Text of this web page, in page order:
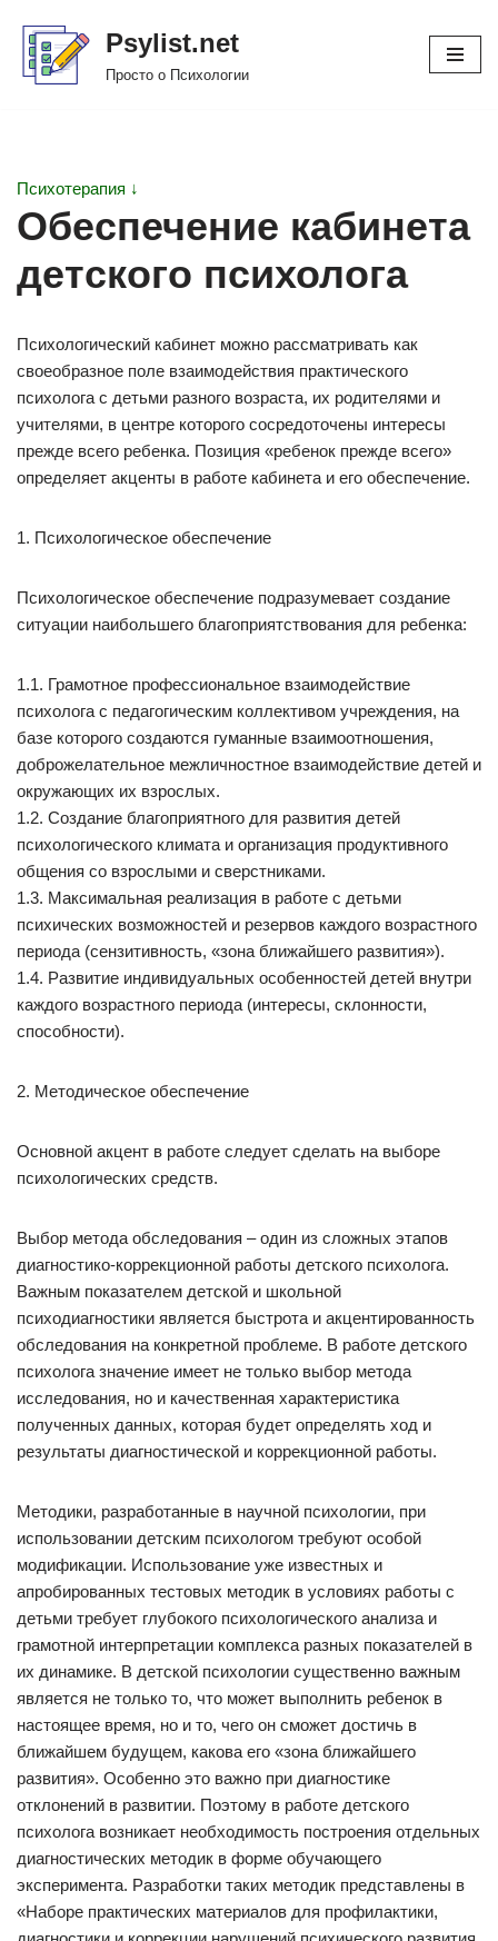
Перейти
Psylist.net
Просто о Психологии
Психотерапия ↓
Обеспечение кабинета
детского психолога
Психологический кабинет можно рассматривать как
своеобразное поле взаимодействия практического
психолога с детьми разного возраста, их родителями и
учителями, в центре которого сосредоточены интересы
прежде всего ребенка. Позиция «ребенок прежде всего»
определяет акценты в работе кабинета и его обеспечение.
1. Психологическое обеспечение
Психологическое обеспечение подразумевает создание
ситуации наибольшего благоприятствования для ребенка:
1.1. Грамотное профессиональное взаимодействие
психолога с педагогическим коллективом учреждения, на
базе которого создаются гуманные взаимоотношения,
доброжелательное межличностное взаимодействие детей и
окружающих их взрослых.
1.2. Создание благоприятного для развития детей
психологического климата и организация продуктивного
общения со взрослыми и сверстниками.
1.3. Максимальная реализация в работе с детьми
психических возможностей и резервов каждого возрастного
периода (сензитивность, «зона ближайшего развития»).
1.4. Развитие индивидуальных особенностей детей внутри
каждого возрастного периода (интересы, склонности,
способности).
2. Методическое обеспечение
Основной акцент в работе следует сделать на выборе
психологических средств.
Выбор метода обследования – один из сложных этапов
диагностико-коррекционной работы детского психолога.
Важным показателем детской и школьной
психодиагностики является быстрота и акцентированность
обследования на конкретной проблеме. В работе детского
психолога значение имеет не только выбор метода
исследования, но и качественная характеристика
полученных данных, которая будет определять ход и
результаты диагностической и коррекционной работы.
Методики, разработанные в научной психологии, при
использовании детским психологом требуют особой
модификации. Использование уже известных и
апробированных тестовых методик в условиях работы с
детьми требует глубокого психологического анализа и
грамотной интерпретации комплекса разных показателей в
их динамике. В детской психологии существенно важным
является не только то, что может выполнить ребенок в
настоящее время, но и то, чего он сможет достичь в
ближайшем будущем, какова его «зона ближайшего
развития». Особенно это важно при диагностике
отклонений в развитии. Поэтому в работе детского
психолога возникает необходимость построения отдельных
диагностических методик в форме обучающего
эксперимента. Разработки таких методик представлены в
«Наборе практических материалов для профилактики,